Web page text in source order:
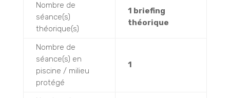
Nombre de
séance(s)
théorique(s)
1 briefing
théorique
Nombre de
séance(s) en
piscine / milieu
protégé
1